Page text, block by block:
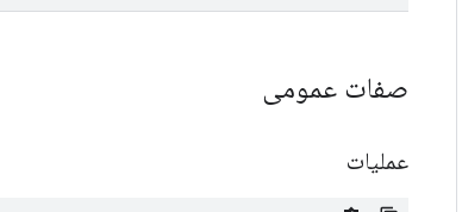
صفات عمومی
عملیات